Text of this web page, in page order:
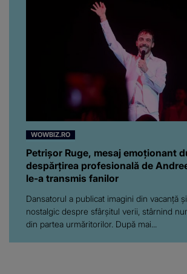
WOWBIZ.RO
Petrișor Ruge, mesaj emoționant
despărțirea profesională de
le-a transmis fanilor
Dansatorul a publicat imagini din vacanță
nostalgic despre sfârșitul verii, stârnind
din partea urmăritorilor. După mai...